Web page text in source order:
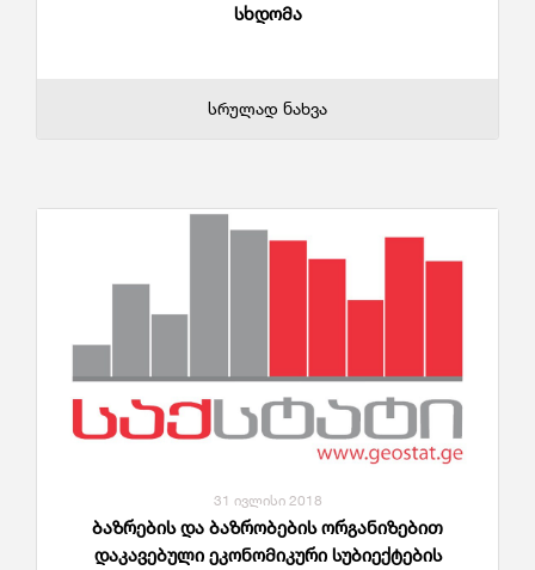
სხდომა
სრულად ნახვა
31 ივლისი 2018
ბაზრების და ბაზრობების ორგანიზებით
დაკავებული ეკონომიკური სუბიექტების